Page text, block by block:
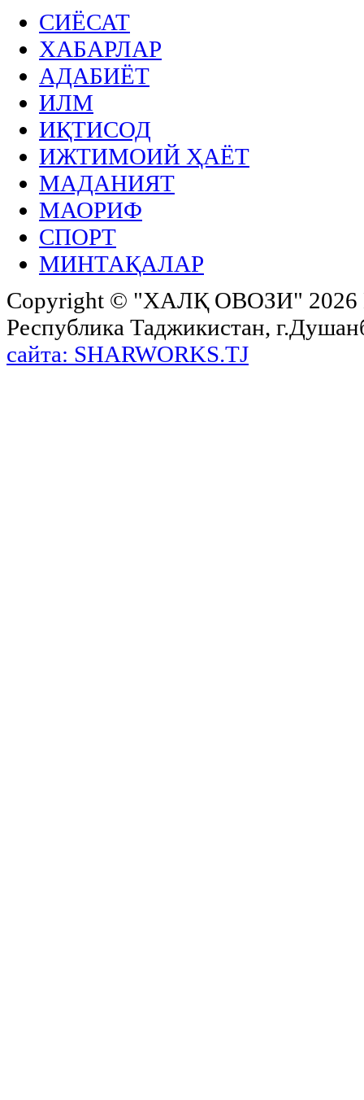
СИЁСАТ
ХАБАРЛАР
АДАБИЁТ
ИЛМ
ИҚТИСОД
ИЖТИМОИЙ ҲАЁТ
МАДАНИЯТ
МАОРИФ
СПОРТ
МИНТАҚАЛАР
Copyright © "ХАЛҚ ОВОЗИ"
Республика Таджикистан,
сайта: SHARWORKS.TJ